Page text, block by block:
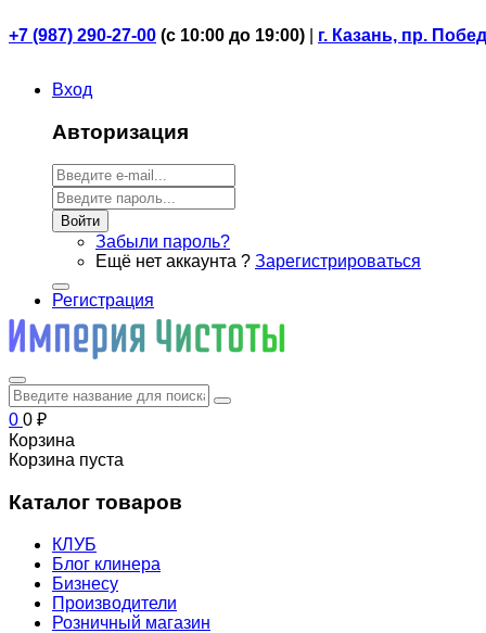
+7 (987) 290-27-00 (с 10:00 до 19:00) г. Казань, пр.
Вход
Авторизация
Войти
Забыли пароль?
Ещё нет аккаунта ? Зарегистрироваться
Регистрация
0 0 ₽
Корзина
Корзина пуста
Каталог товаров
КЛУБ
Блог клинера
Бизнесу
Производители
Розничный магазин